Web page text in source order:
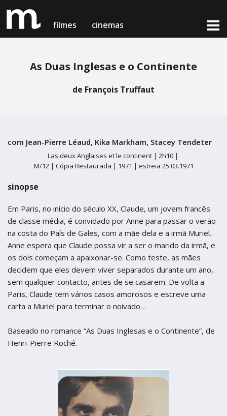
filmes cinemas
Teatro Campo Alegre
Setúbal
Cinema Charlot - Auditório Municipal
Figueira da Foz
Centro de Artes e Espectáculos
Braga
Theatro Circo
Teatro Académico Gil Vicente
filmes em exibição
cinemas & horários
Teatro Campo Alegre
Setúbal
Cinema Charlot - Auditório Municipal
Figueira da Foz
Centro de Artes e Espectáculos
Braga
Theatro Circo
Coimbra
Teatro Académico Gil Vicente
loja online
sobre nós & contactos
medeia card
termos de uso
As Duas Inglesas e o Continente
de François Truffaut
com Jean-Pierre Léaud, Kika Markham, Stacey Tendeter
Las deux Anglaises et le continent | 2h10 |
M/12 | Cópia Restaurada | 1971 | estreia 25.03.1971
sinopse
Em Paris, no início do século XX, Claude, um jovem francês
de classe média, é convidado por Anne para passar o verão
na costa do País de Gales, com a mãe dela e a irmã Muriel.
Anne espera que Claude possa vir a ser o marido da irmã, e
os dois começam a apaixonar-se. Como teste, as mães
decidem que eles devem viver separados durante um ano,
sem qualquer contacto, antes de se casarem. De volta a
Paris, Claude tem vários casos amorosos e escreve uma
carta a Muriel para terminar o noivado…
Baseado no romance “As Duas Inglesas e o Continente”, de
Henri-Pierre Roché.